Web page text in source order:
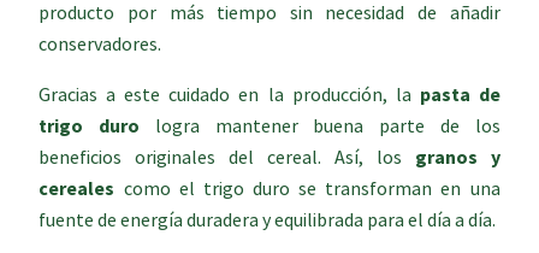
producto por más tiempo sin necesidad de añadir
conservadores.
Gracias a este cuidado en la producción, la pasta de
trigo duro logra mantener buena parte de los
beneficios originales del cereal. Así, los granos y
cereales como el trigo duro se transforman en una
fuente de energía duradera y equilibrada para el día a día.